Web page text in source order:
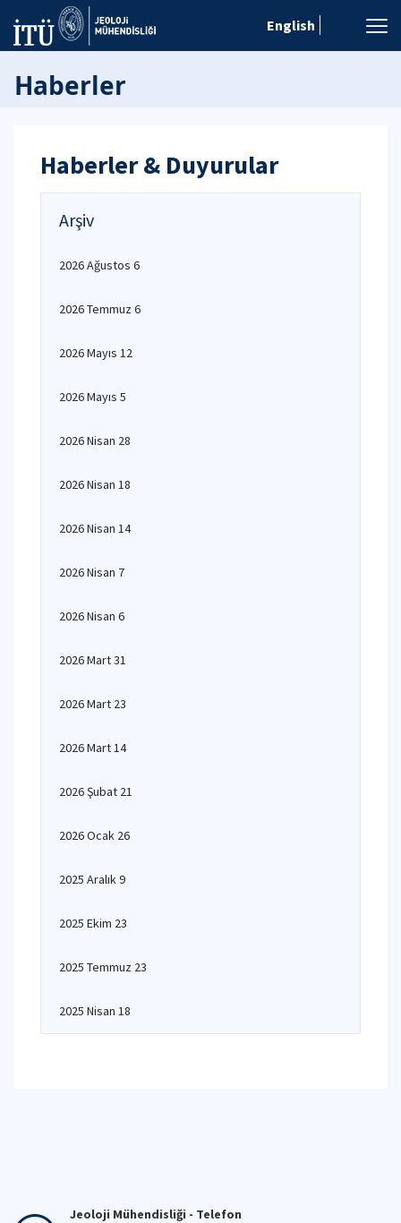
English
Haberler
Haberler & Duyurular
Arşiv
2026 Ağustos 6
2026 Temmuz 6
2026 Mayıs 12
2026 Mayıs 5
2026 Nisan 28
2026 Nisan 18
2026 Nisan 14
2026 Nisan 7
2026 Nisan 6
2026 Mart 31
2026 Mart 23
2026 Mart 14
2026 Şubat 21
2026 Ocak 26
2025 Aralık 9
2025 Ekim 23
2025 Temmuz 23
2025 Nisan 18
Jeoloji Mühendisliği - Telefon